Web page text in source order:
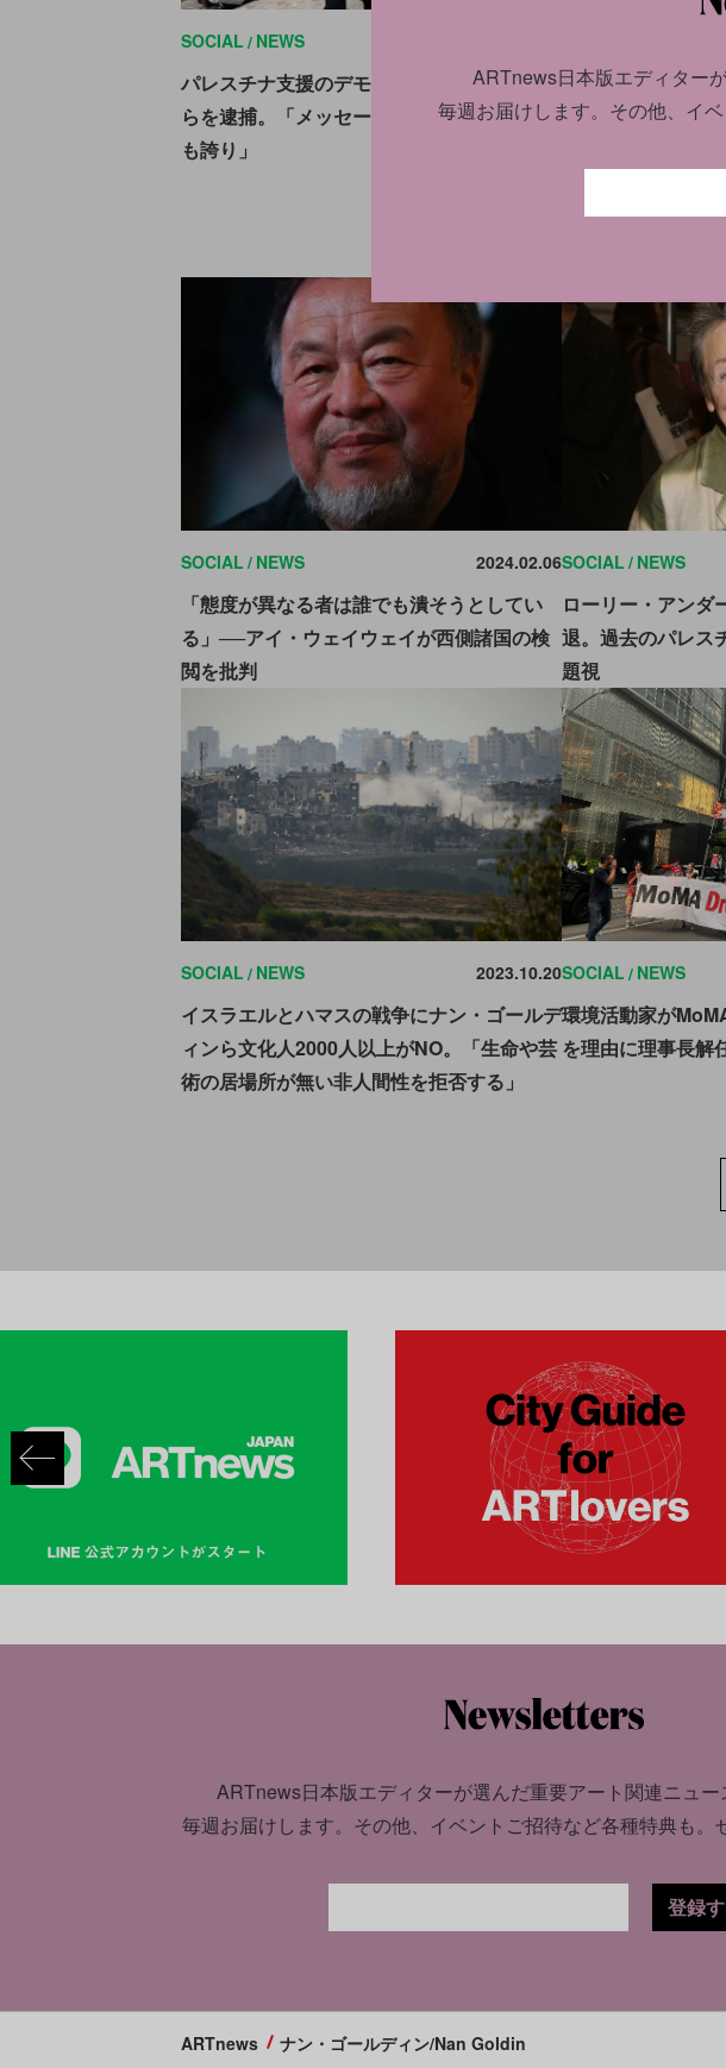
SOCIAL NEWS
パレスチナ支援のデモでナン・ゴールディン
らを逮捕。「メッセージ拡散のためなら逮捕
も誇り」
CULTURE NEWS
ン・ゴールディ
SOCIAL NEWS 2024.02.06
「態度が異なる者は誰でも潰そうとしてい
る」──アイ・ウェイウェイが西側諸国の検
閲を批判
SOCIAL NEWS
ローリー・アンダ
退。過去のパレス
題視
SOCIAL NEWS 2023.10.20
イスラエルとハマスの戦争にナン・ゴールデ
ィンら文化人2000人以上がNO。「生命や芸
術の居場所が無い非人間性を拒否する」
SOCIAL NEWS
環境活動家が
を理由に理事長解
ARTnews日本版エディターが選んだ重要アート関連ニュ
毎週お届けします。 その他、イベントご招待など各種特典も。
登録
ARTnews ナン・ゴールディン/Nan Goldin
ARTnews日本版エディター
毎週お届けします。 その他、イ